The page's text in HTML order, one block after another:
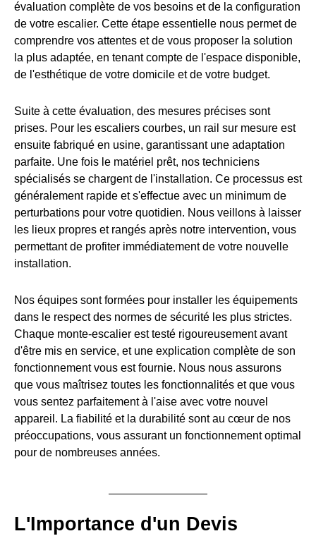
évaluation complète de vos besoins et de la configuration
de votre escalier. Cette étape essentielle nous permet de
comprendre vos attentes et de vous proposer la solution
la plus adaptée, en tenant compte de l'espace disponible,
de l'esthétique de votre domicile et de votre budget.
Suite à cette évaluation, des mesures précises sont
prises. Pour les escaliers courbes, un rail sur mesure est
ensuite fabriqué en usine, garantissant une adaptation
parfaite. Une fois le matériel prêt, nos techniciens
spécialisés se chargent de l'installation. Ce processus est
généralement rapide et s'effectue avec un minimum de
perturbations pour votre quotidien. Nous veillons à laisser
les lieux propres et rangés après notre intervention, vous
permettant de profiter immédiatement de votre nouvelle
installation.
Nos équipes sont formées pour installer les équipements
dans le respect des normes de sécurité les plus strictes.
Chaque monte-escalier est testé rigoureusement avant
d'être mis en service, et une explication complète de son
fonctionnement vous est fournie. Nous nous assurons
que vous maîtrisez toutes les fonctionnalités et que vous
vous sentez parfaitement à l'aise avec votre nouvel
appareil. La fiabilité et la durabilité sont au cœur de nos
préoccupations, vous assurant un fonctionnement optimal
pour de nombreuses années.
L'Importance d'un Devis